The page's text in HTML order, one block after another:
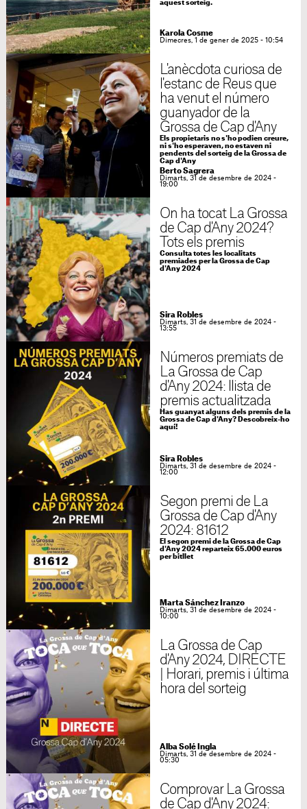
aquest sorteig.
Karola Cosme
Dimecres, 1 de gener de 2025 - 10:54
L'anècdota curiosa de
l'estanc de Reus que
ha venut el número
guanyador de la
Grossa de Cap d'Any
Els propietaris no s'ho podien creure,
ni s'ho esperaven, no estaven ni
pendents del sorteig de la Grossa de
Cap d'Any
Berto Sagrera
Dimarts, 31 de desembre de 2024 -
19:00
On ha tocat La Grossa
de Cap d'Any 2024?
Tots els premis
Consulta totes les localitats
premiades per la Grossa de Cap
d'Any 2024
Sira Robles
Dimarts, 31 de desembre de 2024 -
13:55
Números premiats de
La Grossa de Cap
d'Any 2024: llista de
premis actualitzada
Has guanyat alguns dels premis de la
Grossa de Cap d'Any? Descobreix-ho
aquí!
Sira Robles
Dimarts, 31 de desembre de 2024 -
12:00
Segon premi de La
Grossa de Cap d'Any
2024: 81612
El segon premi de la Grossa de Cap
d'Any 2024 reparteix 65.000 euros
per bitllet
Marta Sánchez Iranzo
Dimarts, 31 de desembre de 2024 -
10:00
La Grossa de Cap
d'Any 2024, DIRECTE
| Horari, premis i última
hora del sorteig
Alba Solé Ingla
Dimarts, 31 de desembre de 2024 -
05:30
Comprovar La Grossa
de Cap d'Any 2024: